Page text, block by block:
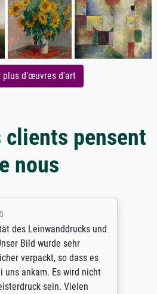
plus d'œuvres d'art
clients pensent
nous
des Leinwanddrucks und
Bild wurde sehr
verpackt, so dass es
uns ankam. Es wird nicht
sein. Vielen